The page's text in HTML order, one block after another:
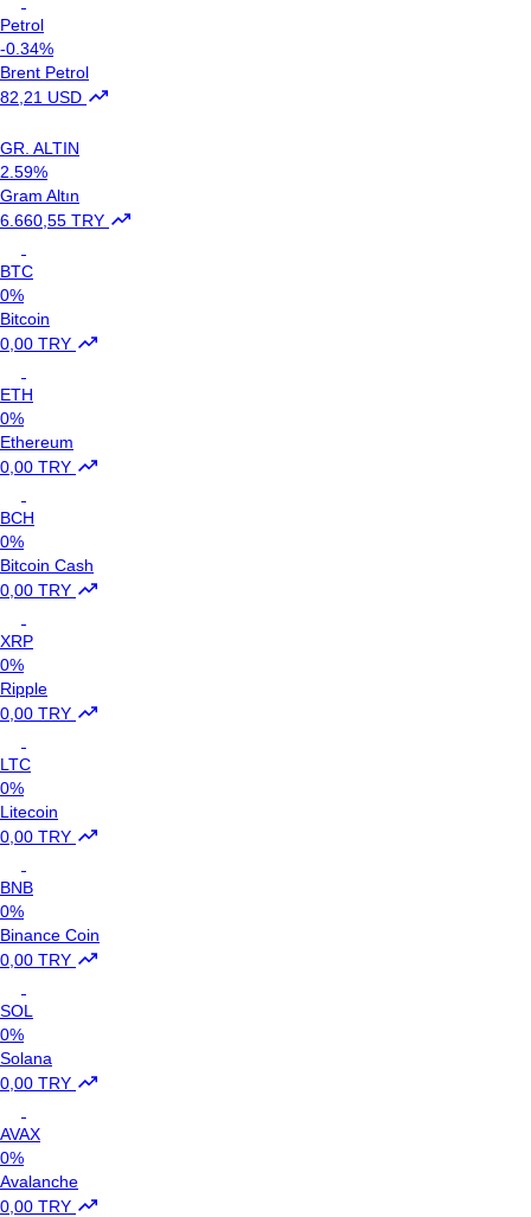
Petrol
-0.34%
Brent Petrol
82,21 USD
GR. ALTIN
2.59%
Gram Altın
6.660,55 TRY
BTC
0%
Bitcoin
0,00 TRY
ETH
0%
Ethereum
0,00 TRY
BCH
0%
Bitcoin Cash
0,00 TRY
XRP
0%
Ripple
0,00 TRY
LTC
0%
Litecoin
0,00 TRY
BNB
0%
Binance Coin
0,00 TRY
SOL
0%
Solana
0,00 TRY
AVAX
0%
Avalanche
0,00 TRY